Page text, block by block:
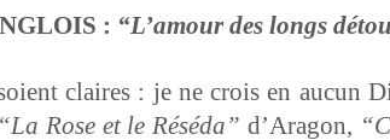
: “L’amour des longs
claires : je ne crois en aucun
“La Rose et le Résé­da” d’Aragon,